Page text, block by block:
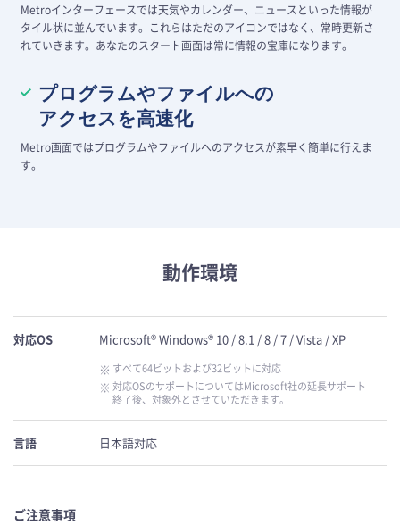
Metroインターフェースでは天気やカレンダー、ニュースといった情報が
タイル状に並んでいます。これらはただのアイコンではなく、常時更新さ
れていきます。あなたのスタート画面は常に情報の宝庫になります。
プログラムやファイルへの
アクセスを高速化
Metro画面ではプログラムやファイルへのアクセスが素早く簡単に行えま
す。
動作環境
対応OS Microsoft® Windows® 10 / 8.1 / 8 / 7 / Vista / XP
すべて64ビットおよび32ビットに対応
対応OSのサポートについてはMicrosoft社の延長サポート
終了後、対象外とさせていただきます。
言語 日本語対応
ご注意事項